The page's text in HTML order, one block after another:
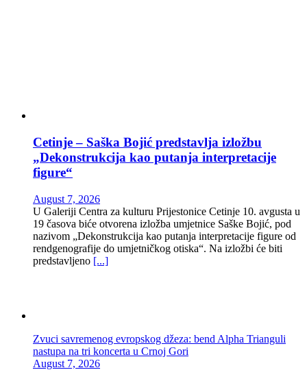
Cetinje – Saška Bojić predstavlja izložbu
„Dekonstrukcija kao putanja interpretacije
figure“
August 7, 2026
U Galeriji Centra za kulturu Prijestonice Cetinje 10. avgusta u
19 časova biće otvorena izložba umjetnice Saške Bojić, pod
nazivom „Dekonstrukcija kao putanja interpretacije figure od
rendgenografije do umjetničkog otiska“. Na izložbi će biti
predstavljeno [...]
Zvuci savremenog evropskog džeza: bend Alpha Trianguli
nastupa na tri koncerta u Crnoj Gori
August 7, 2026